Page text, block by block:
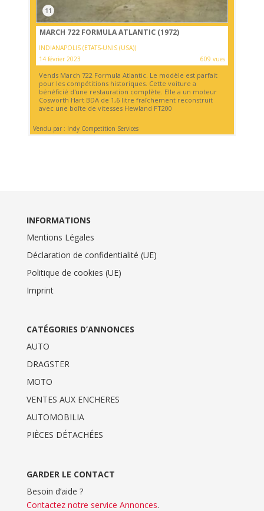
11
MARCH 722 FORMULA ATLANTIC (1972)
INDIANAPOLIS (ETATS-UNIS (USA))
14 février 2023
609 vues
Vends March 722 Formula Atlantic. Le modèle est parfait
pour les compétitions historiques. Cette voiture a
bénéficié d'une restauration complète. Elle a un moteur
Cosworth Hart BDA de 1,6 litre fraîchement reconstruit
avec une boîte de vitesses Hewland FT200
Vendu par : Indy Competition Services
INFORMATIONS
Mentions Légales
Déclaration de confidentialité (UE)
Politique de cookies (UE)
Imprint
CATÉGORIES D’ANNONCES
AUTO
DRAGSTER
MOTO
VENTES AUX ENCHERES
AUTOMOBILIA
PIÈCES DÉTACHÉES
GARDER LE CONTACT
Besoin d’aide ?
Contactez notre service Annonces.